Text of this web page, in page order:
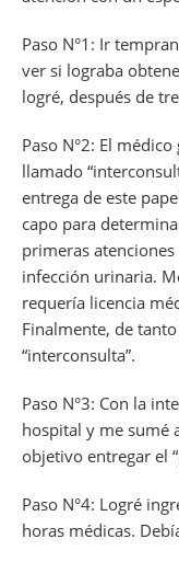
Paso N°1: Ir
ver si lograba
logré, después de
Paso N°2: El
llamado
entrega de este
capo para
primeras
infección urinaria.
requería licencia
Finalmente, de
“interconsulta”.
Paso N°3: Con la
hospital y me sumé
objetivo entregar el
Paso N°4: Logré
horas médicas.